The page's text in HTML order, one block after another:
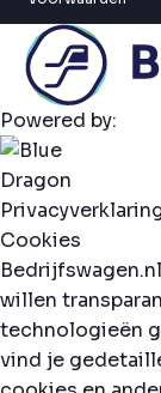
Powered by:
Cookies
willen
technologieën
vind je